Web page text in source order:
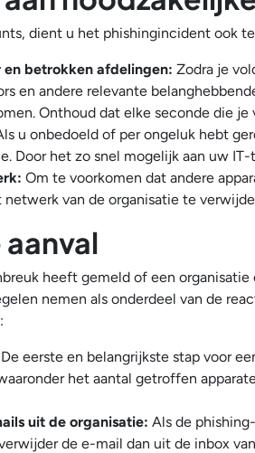
dient u het phishingincident ook
betrokken afdelingen: Zodra je
en andere relevante
Onthoud dat elke seconde die
u onbedoeld of per ongeluk hebt
Door het zo snel mogelijk aan uw
Om te voorkomen dat andere
netwerk van de organisatie te
heeft gemeld of een
nemen als onderdeel van de
De eerste en belangrijkste stap voor
het aantal getroffen
uit de organisatie: Als de
de e-mail dan uit de inbox